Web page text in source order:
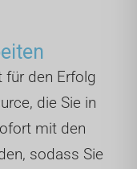
für den Erfolg
die Sie in
mit den
sodass Sie